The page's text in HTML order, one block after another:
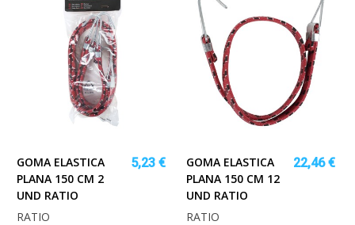
GOMA ELASTICA
PLANA 150 CM 2
UND RATIO
5,23 €
RATIO
GOMA ELASTICA
PLANA 150 CM 12
UND RATIO
22,46 €
RATIO